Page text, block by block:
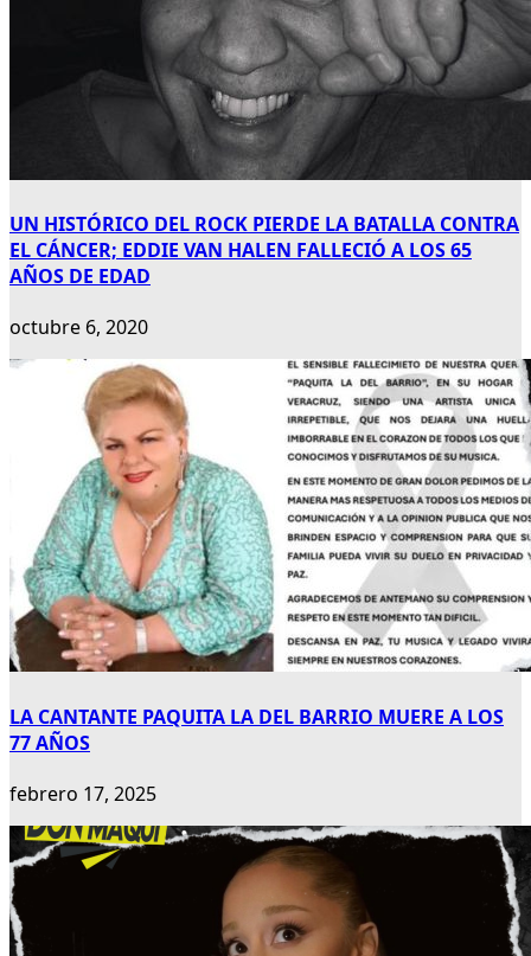
UN HISTÓRICO DEL ROCK PIERDE LA BATALLA CONTRA
EL CÁNCER; EDDIE VAN HALEN FALLECIÓ A LOS 65
AÑOS DE EDAD
octubre 6, 2020
LA CANTANTE PAQUITA LA DEL BARRIO MUERE A LOS
77 AÑOS
febrero 17, 2025